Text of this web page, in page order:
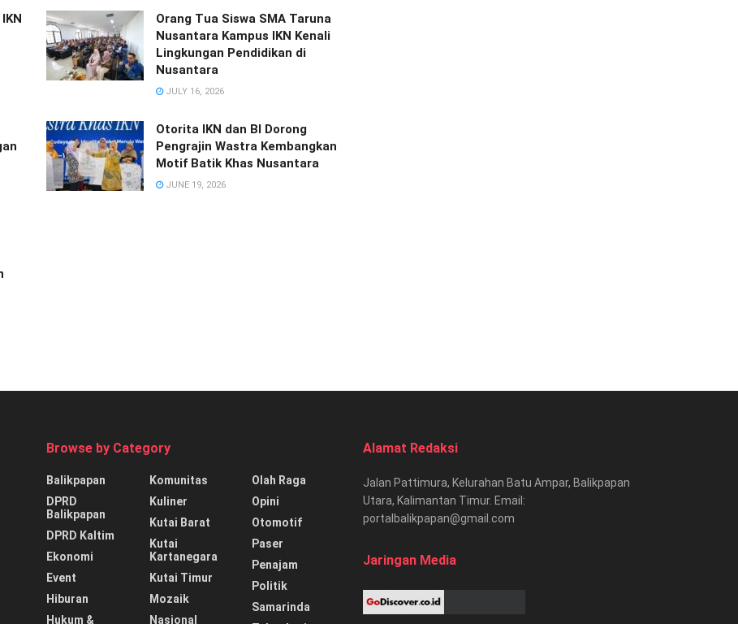
Orang Tua Siswa SMA Taruna
Nusantara Kampus IKN Kenali
Lingkungan Pendidikan di
Nusantara
JULY 16, 2026
Otorita IKN dan BI Dorong
Pengrajin Wastra Kembangkan
Motif Batik Khas Nusantara
JUNE 19, 2026
Browse by Category
Balikpapan
DPRD
Balikpapan
DPRD Kaltim
Ekonomi
Event
Hiburan
Hukum &
Komunitas
Kuliner
Kutai Barat
Kutai
Kartanegara
Kutai Timur
Mozaik
Nasional
Olah Raga
Opini
Otomotif
Paser
Penajam
Politik
Samarinda
Alamat Redaksi
Jalan Pattimura, Kelurahan Batu Ampar, Balikpapan
Utara, Kalimantan Timur. Email:
portalbalikpapan@gmail.com
Jaringan Media